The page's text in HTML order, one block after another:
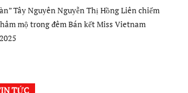
Tây Nguyên Nguyễn Thị Hồng Liên chiếm
mộ trong đêm Bán kết Miss Vietnam
TỨC